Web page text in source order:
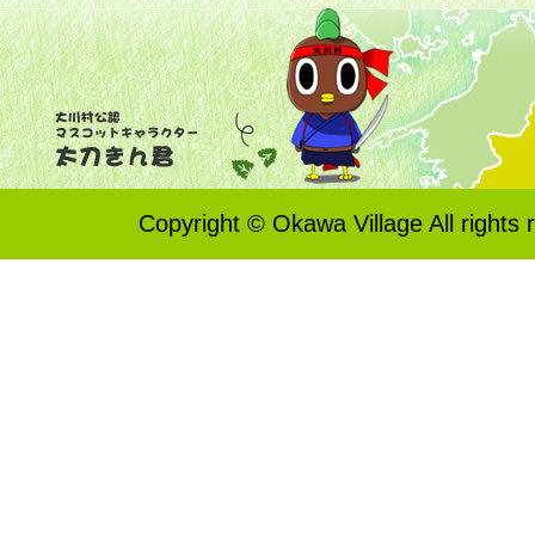
Copyright © Okawa Village All rights